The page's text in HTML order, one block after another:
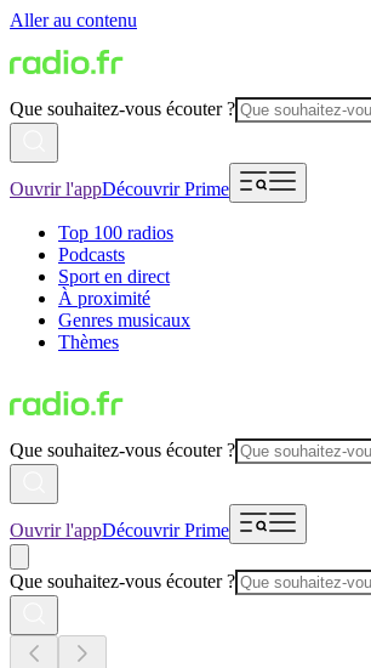
Aller au contenu
Que souhaitez-vous écouter ?
Ouvrir l'appDécouvrir Prime
Top 100 radios
Podcasts
Sport en direct
À proximité
Genres musicaux
Thèmes
Que souhaitez-vous écouter ?
Ouvrir l'appDécouvrir Prime
Que souhaitez-vous écouter ?